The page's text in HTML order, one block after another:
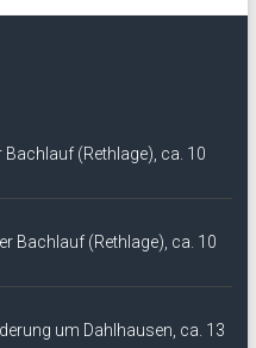
(Rethlage), ca. 10
Bachlauf (Rethlage), ca. 10
um Dahlhausen, ca. 13